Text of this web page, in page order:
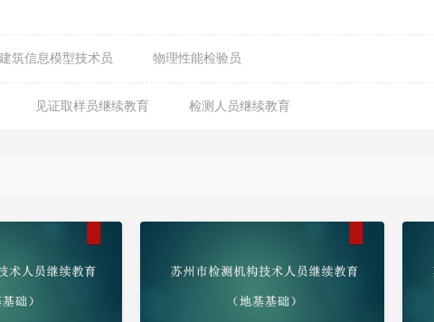
建筑信息模型技术员 物理性能检验员
见证取样员继续教育 检测人员继续教育